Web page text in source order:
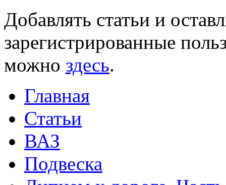
Добавлять статьи и
зарегистрированные
можно здесь.
Главная
Статьи
ВАЗ
Подвеска